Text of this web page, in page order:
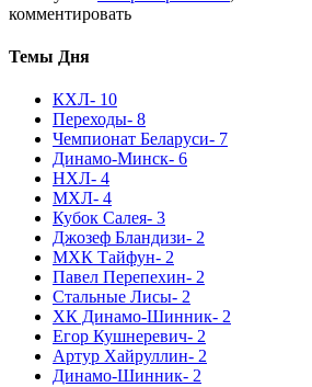
комментировать
Темы Дня
КХЛ- 10
Переходы- 8
Чемпионат Беларуси- 7
Динамо-Минск- 6
НХЛ- 4
МХЛ- 4
Кубок Салея- 3
Джозеф Бландизи- 2
МХК Тайфун- 2
Павел Перепехин- 2
Стальные Лисы- 2
ХК Динамо-Шинник- 2
Егор Кушнеревич- 2
Артур Хайруллин- 2
Динамо-Шинник- 2